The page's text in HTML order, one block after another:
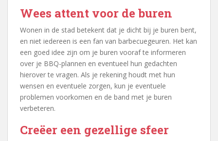
Wees attent voor de buren
Wonen in de stad betekent dat je dicht bij je buren bent,
en niet iedereen is een fan van barbecuegeuren. Het kan
een goed idee zijn om je buren vooraf te informeren
over je BBQ-plannen en eventueel hun gedachten
hierover te vragen. Als je rekening houdt met hun
wensen en eventuele zorgen, kun je eventuele
problemen voorkomen en de band met je buren
verbeteren.
Creëer een gezellige sfeer